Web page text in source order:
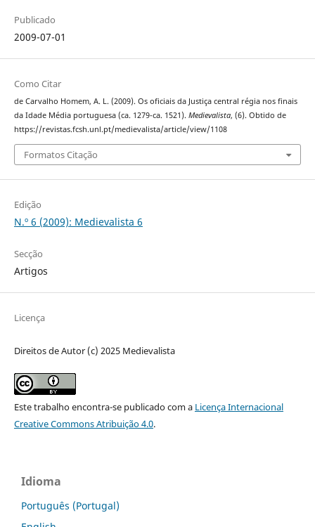
Publicado
2009-07-01
Como Citar
de Carvalho Homem, A. L. (2009). Os oficiais da Justiça central régia nos finais
da Idade Média portuguesa (ca. 1279-ca. 1521). Medievalista, (6). Obtido de
https://revistas.fcsh.unl.pt/medievalista/article/view/1108
Formatos Citação
Edição
N.º 6 (2009): Medievalista 6
Secção
Artigos
Licença
Direitos de Autor (c) 2025 Medievalista
Este trabalho encontra-se publicado com a Licença Internacional
Creative Commons Atribuição 4.0.
Idioma
Português (Portugal)